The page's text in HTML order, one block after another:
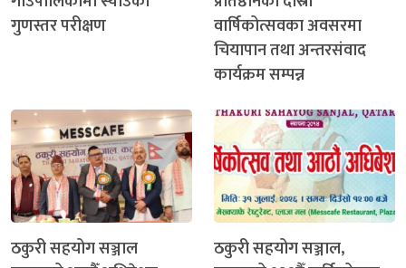
गुणस्तर परीक्षण
वार्षिकोत्सवका अवसरमा
चियापान तथा अन्तरसंवाद
कार्यक्रम सम्पन्न
ठकुरी सहयोग सञ्जाल
ठकुरी सहयोग सञ्जाल,